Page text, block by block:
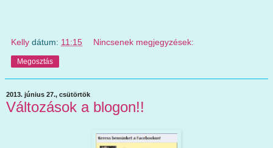
Kelly dátum: 11:15 Nincsenek megjegyzések:
Megosztás
2013. június 27., csütörtök
Változások a blogon!!